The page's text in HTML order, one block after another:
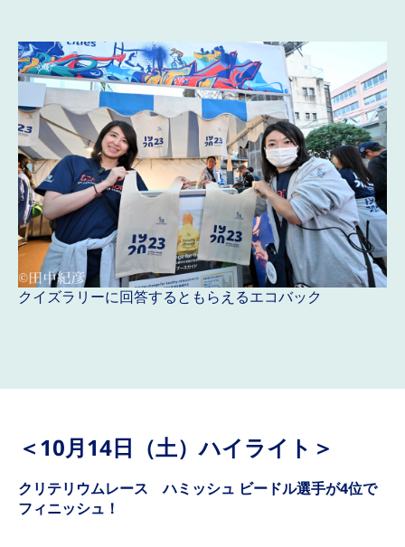
クイズラリーに回答するともらえるエコバック
＜10月14日（土）ハイライト＞
クリテリウムレース ハミッシュ ビードル選手が4位で
フィニッシュ！